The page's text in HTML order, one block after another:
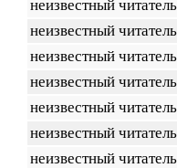
неизвестный читатель
неизвестный читатель
неизвестный читатель
неизвестный читатель
неизвестный читатель
неизвестный читатель
неизвестный читатель